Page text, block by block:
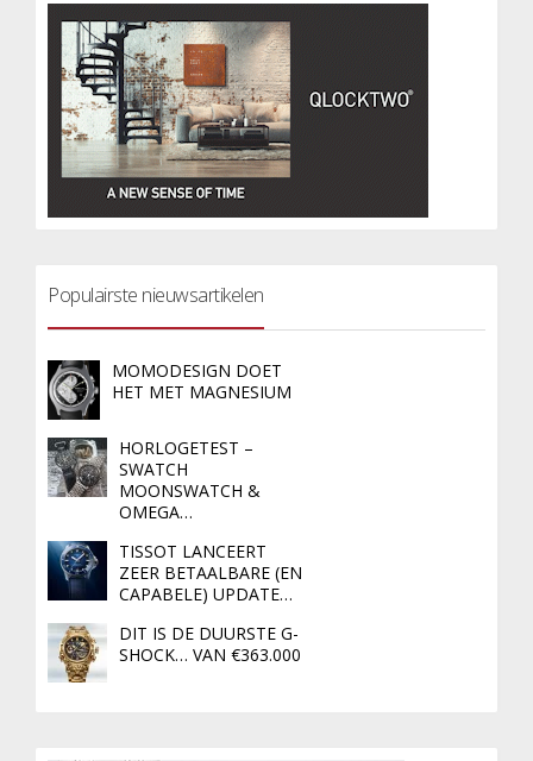
Populairste nieuwsartikelen
MOMODESIGN DOET
HET MET MAGNESIUM
HORLOGETEST –
SWATCH
MOONSWATCH &
OMEGA…
TISSOT LANCEERT
ZEER BETAALBARE (EN
CAPABELE) UPDATE…
DIT IS DE DUURSTE G-
SHOCK… VAN €363.000